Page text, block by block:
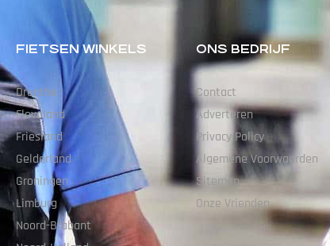
FIETSEN WINKELS
Drenthe
Flevoland
Friesland
Gelderland
Groningen
Limburg
Noord-Brabant
ONS BEDRIJF
Contact
Adverteren
Privacy Policy
Algemene Voorwaarden
Sitemap
Onze Vrienden